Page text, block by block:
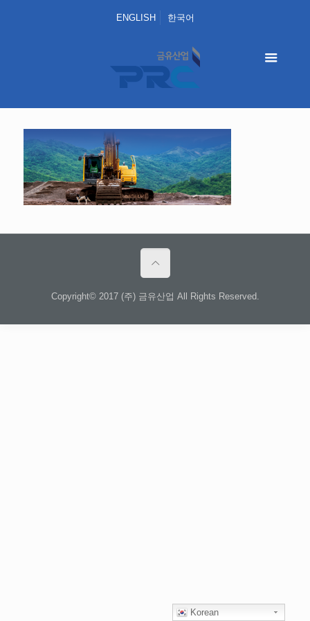
ENGLISH 한국어
Copyright© 2017 (주) 금유산업 All Rights Reserved.
Korean